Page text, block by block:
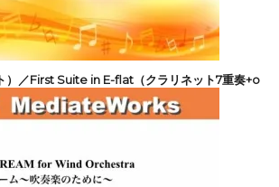
）／First Suite in E-flat（クラリネット7重奏+o
p.CB.Cl.）